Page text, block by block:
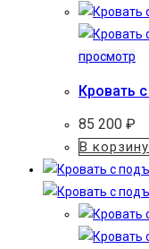
просмотр
Кровать
85 200 ₽
В корзину